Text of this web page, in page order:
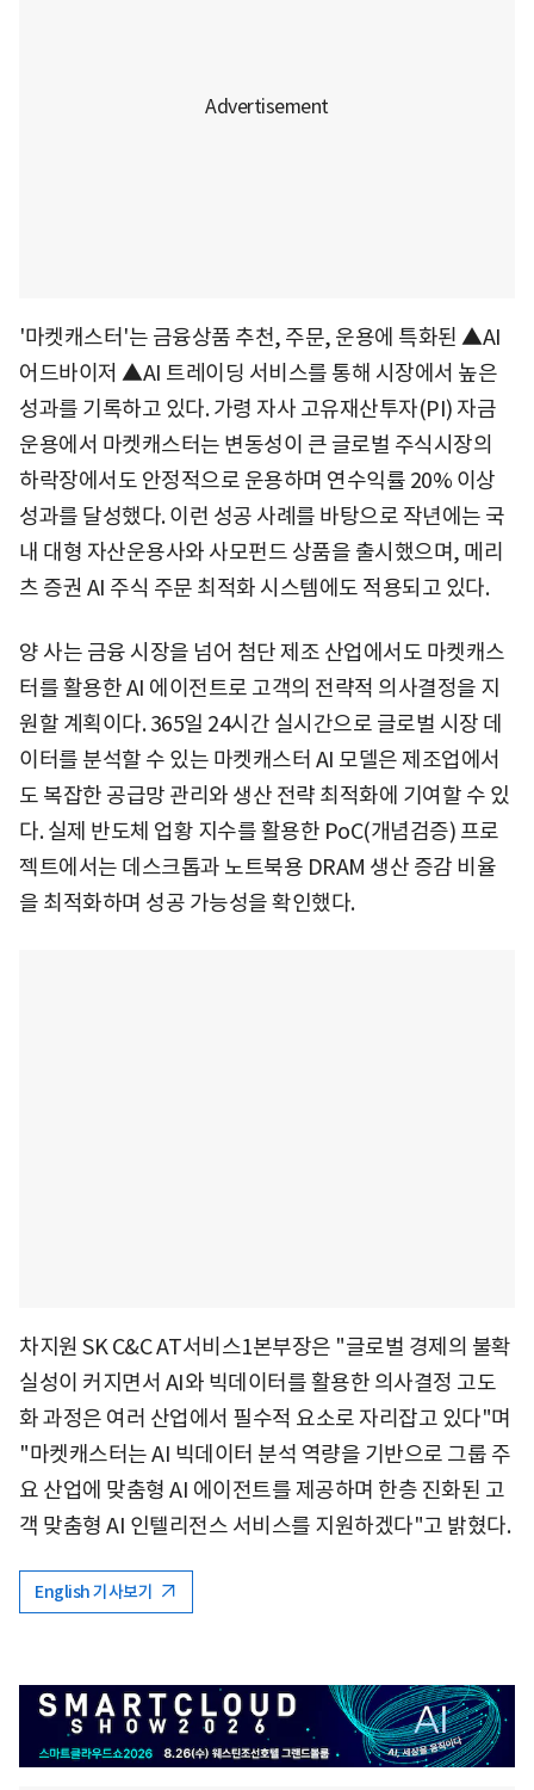
'마켓캐스터'는 금융상품 추천, 주문, 운용에 특화된 ▲AI
어드바이저 ▲AI 트레이딩 서비스를 통해 시장에서 높은
성과를 기록하고 있다. 가령 자사 고유재산투자(PI) 자금
운용에서 마켓캐스터는 변동성이 큰 글로벌 주식시장의
하락장에서도 안정적으로 운용하며 연수익률 20% 이상
성과를 달성했다. 이런 성공 사례를 바탕으로 작년에는 국
내 대형 자산운용사와 사모펀드 상품을 출시했으며, 메리
츠 증권 AI 주식 주문 최적화 시스템에도 적용되고 있다.
양 사는 금융 시장을 넘어 첨단 제조 산업에서도 마켓캐스
터를 활용한 AI 에이전트로 고객의 전략적 의사결정을 지
원할 계획이다. 365일 24시간 실시간으로 글로벌 시장 데
이터를 분석할 수 있는 마켓캐스터 AI 모델은 제조업에서
도 복잡한 공급망 관리와 생산 전략 최적화에 기여할 수 있
다. 실제 반도체 업황 지수를 활용한 PoC(개념검증) 프로
젝트에서는 데스크톱과 노트북용 DRAM 생산 증감 비율
을 최적화하며 성공 가능성을 확인했다.
차지원 SK C&C AT서비스1본부장은 "글로벌 경제의 불확
실성이 커지면서 AI와 빅데이터를 활용한 의사결정 고도
화 과정은 여러 산업에서 필수적 요소로 자리잡고 있다"며
"마켓캐스터는 AI 빅데이터 분석 역량을 기반으로 그룹 주
요 산업에 맞춤형 AI 에이전트를 제공하며 한층 진화된 고
객 맞춤형 AI 인텔리전스 서비스를 지원하겠다"고 밝혔다.
English 기사보기